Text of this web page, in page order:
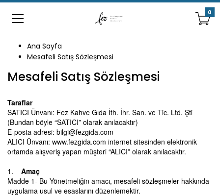
0
Ana Sayfa
Mesafeli Satış Sözleşmesi
Mesafeli Satış Sözleşmesi
Taraflar
SATICI Ünvanı: Fez Kahve Gıda İth. İhr. San. ve Tic. Ltd. Şti
(Bundan böyle “SATICI” olarak anılacaktır)
E-posta adresi: bilgi@fezgida.com
ALICI Ünvanı: www.fezgida.com internet sitesinden elektronik
ortamda alışveriş yapan müşteri “ALICI” olarak anılacaktır.
1. Amaç
Madde 1- Bu Yönetmeliğin amacı, mesafeli sözleşmeler hakkında
uygulama usul ve esaslarını düzenlemektir.